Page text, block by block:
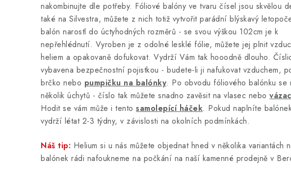
nakombinujte dle potřeby. Fóliové balóny ve tvaru čísel jsou skvělou
také na Silvestra, můžete z nich totiž vytvořit parádní blýskavý
balón narostl do úctyhodných rozměrů - se svou výškou 102cm je k
nepřehlédnutí. Vyroben je z odolné lesklé fólie, můžete jej plnit
heliem a opakovaně dofukovat. Vydrží Vám tak hooodně dlouho.
vybavena bezpečnostní pojistkou - budete-li ji nafukovat vzduchem,
brčko nebo pumpičku na balónky. Po obvodu fóliového balónku se
několik úchytů - číslo tak můžete snadno zavěsit na vlasec nebo
Hodit se vám může i tento samolepící háček. Pokud naplníte
vydrží létat 2-3 týdny, v závislosti na okolních podmínkách.
Náš tip: Helium si u nás můžete objednat hned v několika variantách
balónek rádi nafoukneme na počkání na naší kamenné prodejně v